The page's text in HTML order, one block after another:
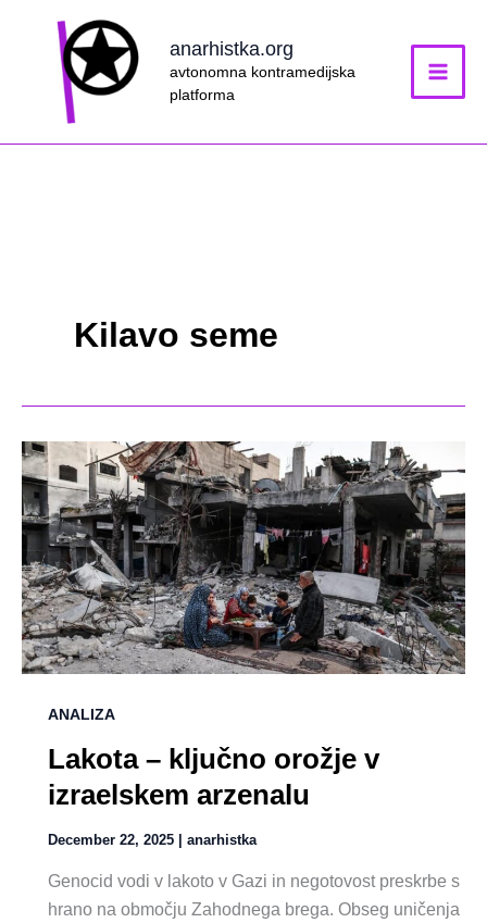
anarhistka.org
avtonomna kontramedijska
platforma
Kilavo seme
ANALIZA
Lakota – ključno orožje v
izraelskem arzenalu
December 22, 2025 anarhistka
Genocid vodi v lakoto v Gazi in negotovost preskrbe s
hrano na območju Zahodnega brega. Obseg uničenja